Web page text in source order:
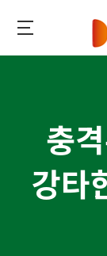
콘텐츠로
이동
충
강타